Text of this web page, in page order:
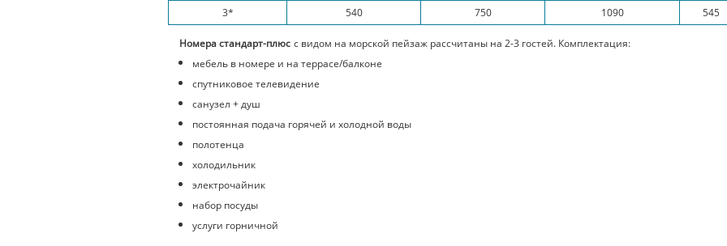
3*
540 750 1090 545
Номера стандарт-плюс с видом на морской пейзаж рассчитаны на 2-3 гостей. Комплектация:
мебель в номере и на террасе/балконе
спутниковое телевидение
санузел + душ
постоянная подача горячей и холодной воды
полотенца
холодильник
электрочайник
набор посуды
услуги горничной